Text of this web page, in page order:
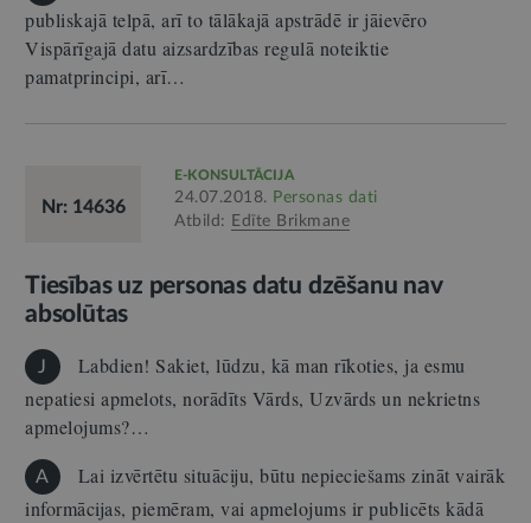
publiskajā telpā, arī to tālākajā apstrādē ir jāievēro
Vispārīgajā datu aizsardzības regulā noteiktie
pamatprincipi, arī…
Nr: 14636
E-KONSULTĀCIJA
24.07.2018. Personas dati
Atbild: Edīte Brikmane
Tiesības uz personas datu dzēšanu nav
absolūtas
J
Labdien! Sakiet, lūdzu, kā man rīkoties, ja esmu
nepatiesi apmelots, norādīts Vārds, Uzvārds un nekrietns
apmelojums?…
A
Lai izvērtētu situāciju, būtu nepieciešams zināt vairāk
informācijas, piemēram, vai apmelojums ir publicēts kādā